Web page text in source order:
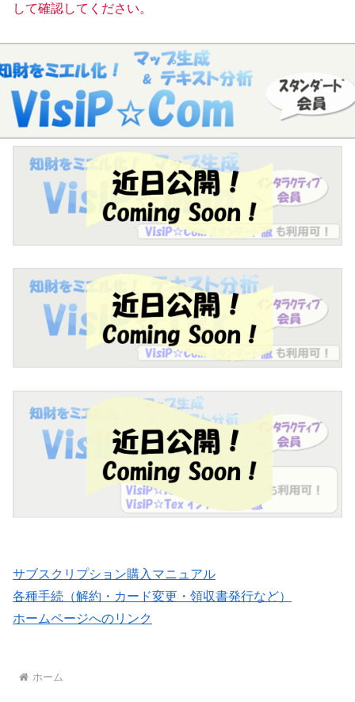
して確認してください。
サブスクリプション購入マニュアル
各種手続（解約・カード変更・領収書発行など）
ホームページへのリンク
ホーム